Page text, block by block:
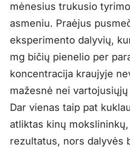
mėnesius trukusio
asmeniu. Praėjus
eksperimento dalyvių,
mg bičių pienelio per
koncentracija kraujyje
mažesnė nei vartojusiųjų
Dar vienas taip pat
atliktas kinų
rezultatus, nors dalyvės